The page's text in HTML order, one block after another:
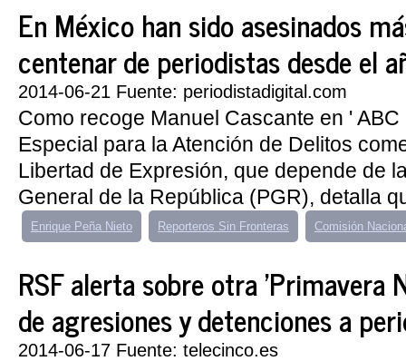
En México han sido asesinados
centenar de periodistas desde el
2014-06-21 Fuente: periodistadigital.com
Como recoge Manuel Cascante en '
Especial para la Atención de Delitos
Libertad de Expresión, que depende de
General de la República (PGR), detalla
Enrique Peña Nieto Reporteros Sin Fronteras Comisión
RSF alerta sobre otra 'Primavera
de agresiones y detenciones a
2014-06-17 Fuente: telecinco.es